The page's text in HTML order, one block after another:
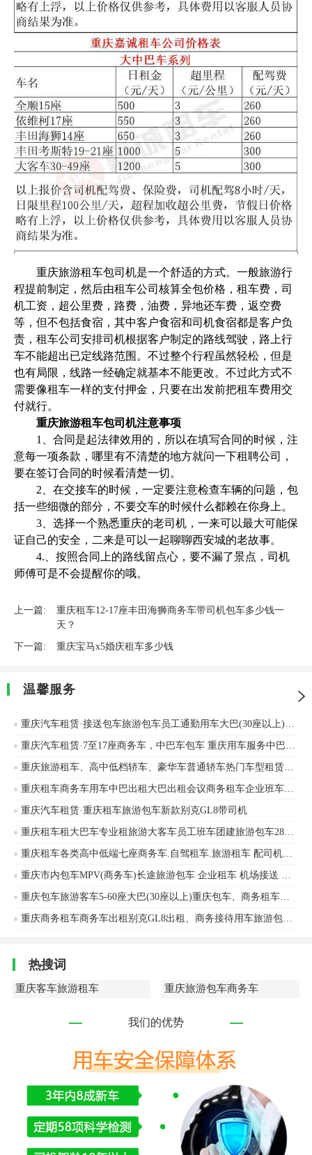
重庆旅游租车包司机是一个舒适的方式。一般旅游行
程提前制定，然后由租车公司核算全包价格，租车费，司
机工资，超公里费，路费，油费，异地还车费，返空费
等，但不包括食宿，其中客户食宿和司机食宿都是客户负
责，租车公司安排司机根据客户制定的路线驾驶，路上行
车不能超出已定线路范围。不过整个行程虽然轻松，但是
也有局限，线路一经确定就基本不能更改。不过此方式不
需要像租车一样的支付押金，只要在出发前把租车费用交
付就行。
重庆旅游租车包司机注意事项
1、合同是起法律效用的，所以在填写合同的时候，注
意每一项条款，哪里有不清楚的地方就问一下租聘公司，
要在签订合同的时候看清楚一切。
2、在交接车的时候，一定要注意检查车辆的问题，包
括一些细微的部分，不要交车的时候什么都赖在你身上。
3、选择一个熟悉重庆的老司机，一来可以最大可能保
证自己的安全，二来是可以一起聊聊西安城的老故事。
4.、按照合同上的路线留点心，要不漏了景点，司机
师傅可是不会提醒你的哦。
上一篇:
重庆租车12-17座丰田海狮商务车带司机包车多少钱一
天？
下一篇: 重庆宝马x5婚庆租车多少钱
温馨服务
重庆汽车租赁·接送包车旅游包车员工通勤用车大巴(30座以上)专业15至55座大巴中巴
重庆汽车租赁·7至17座商务车，中巴车包车 重庆用车服务中巴车旅游包车商务用车
重庆旅游租车、高中低档轿车、豪华车普通轿车热门车型租赁奥迪、丰田等车辆出租
重庆租车商务车用车中巴出租大巴出租会议商务租车企业班车旅游包车
重庆汽车租赁·重庆租车旅游包车新款别克GL8带司机
重庆租车租大巴车专业租旅游大客车员工班车团建旅游包车28座50座57座
重庆租车各类高中低端七座商务车.自驾租车.旅游租车 配司机租车机场接送
重庆市内包车MPV(商务车)长途旅游包车 企业租车 机场接送 企业班车 带司机别克GL8出租
重庆包车旅游客车5-60座大巴(30座以上)重庆包车、商务租车、中巴考斯特、婚庆租车、旅游包车、单位班车安凯客车、海格客车等
重庆商务租车商务车出租别克GL8出租、商务接待用车旅游包车接送机
热搜词
重庆客车旅游租车 重庆旅游包车商务车
我们的优势